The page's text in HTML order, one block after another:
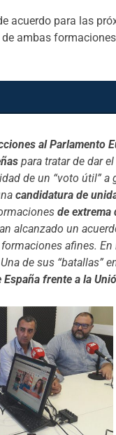
acuerdo para las
ambas
al Parlamento
para tratar de dar
de un “voto útil” a
candidatura de
de extrema
alcanzado un
afines.
de sus “batallas”
frente a la